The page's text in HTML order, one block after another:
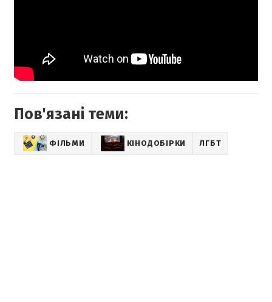
Пов'язані теми:
ФІЛЬМИ КІНОДОБІРКИ ЛГБТ